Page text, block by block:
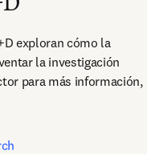
exploran cómo la
la investigación
para más información,